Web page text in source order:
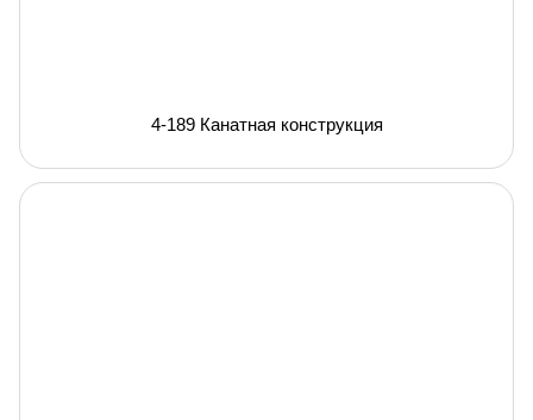
4-189 Канатная конструкция